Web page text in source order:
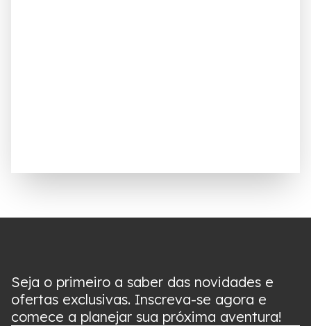
Seja o primeiro a saber das novidades e
ofertas exclusivas. Inscreva-se agora e
comece a planejar sua próxima aventura!